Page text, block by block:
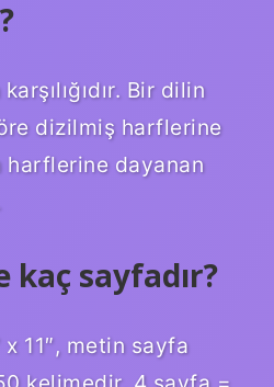
Bir dilin
dizilmiş harflerine
dayanan
kaç sayfadır?
x 11″, metin sayfa